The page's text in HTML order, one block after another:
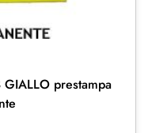
prestampa